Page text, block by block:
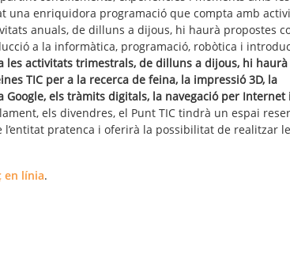
una enriquidora programació que compta amb
anuals, de dilluns a dijous, hi haurà propostes
a la informàtica, programació, robòtica i
les activitats trimestrals, de dilluns a dijous, hi haurà
TIC per a la recerca de feina, la impressió 3D, la
Google, els tràmits digitals, la navegació per Internet
els divendres, el Punt TIC tindrà un espai
pratenca i oferirà la possibilitat de realitzar
en línia.